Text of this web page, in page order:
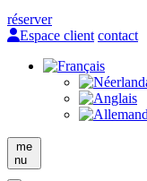
réserver
Espace client contact
me
nu